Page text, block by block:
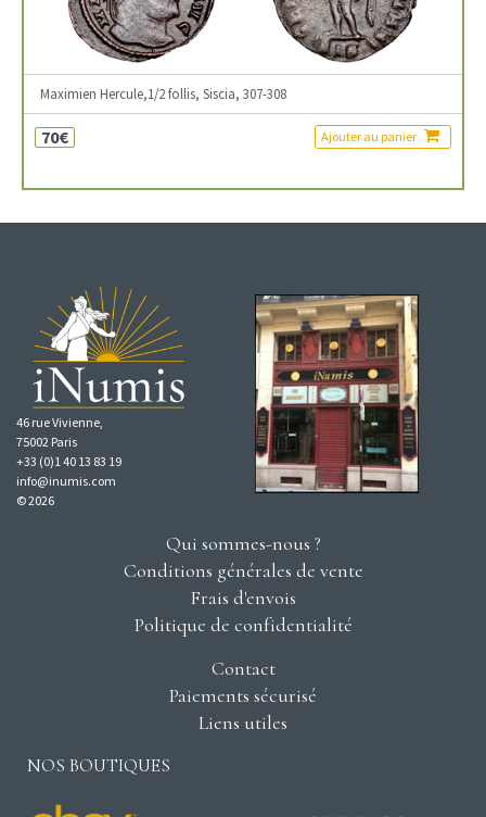
Maximien Hercule,1/2 follis, Siscia, 307-308
70€ Ajouter au panier
46 rue Vivienne,
75002 Paris
+33 (0)1 40 13 83 19
info@inumis.com
© 2026
Qui sommes-nous ?
Conditions générales de vente
Frais d'envois
Politique de confidentialité
Contact
Paiements sécurisé
Liens utiles
NOS BOUTIQUES